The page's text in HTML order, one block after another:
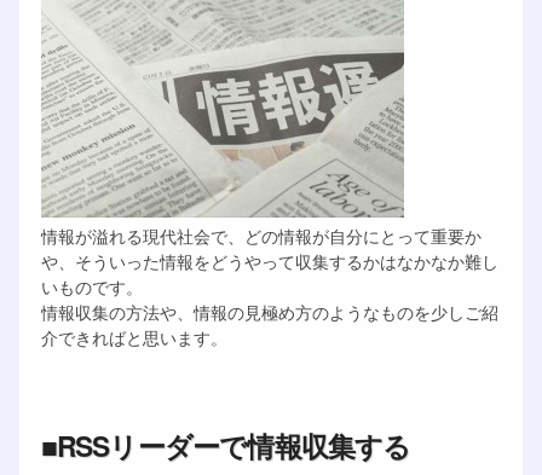
情報が溢れる現代社会で、どの情報が自分にとって重要か
や、そういった情報をどうやって収集するかはなかなか難し
いものです。
情報収集の方法や、情報の見極め方のようなものを少しご紹
介できればと思います。
■RSSリーダーで情報収集する